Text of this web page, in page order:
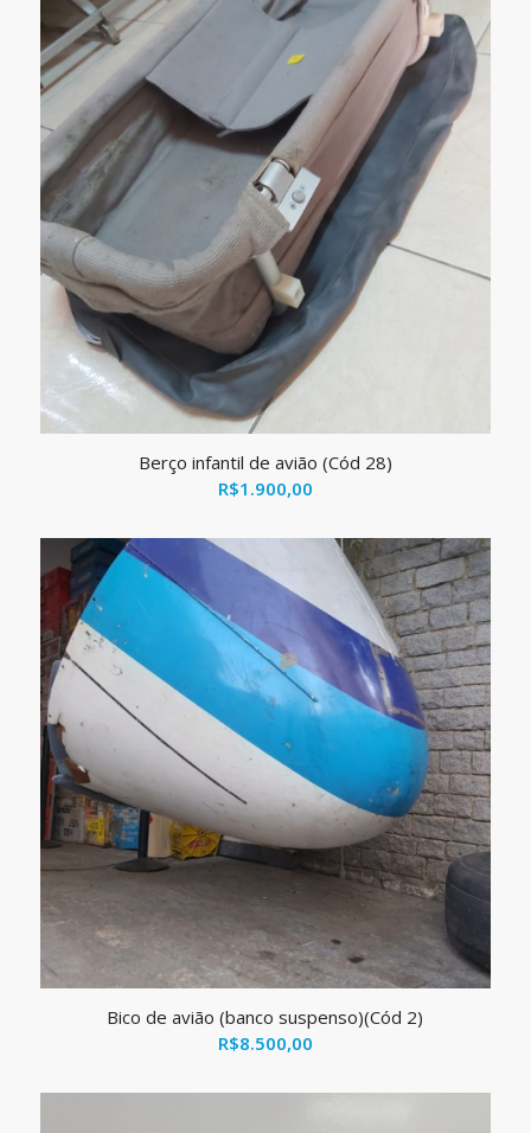
Berço infantil de avião (Cód 28)
R$1.900,00
Bico de avião (banco suspenso)(Cód 2)
R$8.500,00